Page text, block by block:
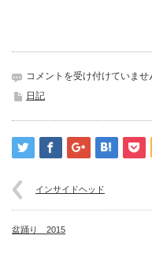
い
こ
の
里
2015
コメントを受け付けていませ
日記
インサイドヘッド
盆踊り 2015